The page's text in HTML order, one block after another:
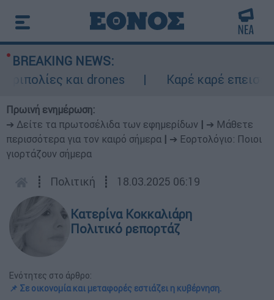
BREAKING NEWS:
και drones
Καρέ καρέ
Πρωινή ενημέρωση:
➔ Δείτε τα πρωτοσέλιδα των εφημερίδων
➔ Μάθετε
περισσότερα για τον καιρό σήμερα
➔ Εορτολόγιο: Ποιοι
γιορτάζουν σήμερα
┋ Πολιτική ┋ 18.03.2025 06:19
Κατερίνα Κοκκαλιάρη
Πολιτικό ρεπορτάζ
Ενότητες στο άρθρο:
📌 Σε οικονομία και μεταφορές εστιάζει η κυβέρνηση.